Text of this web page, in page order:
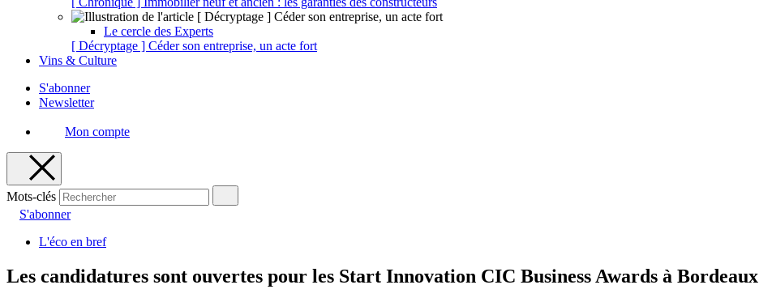
Le cercle des Experts
[ Décryptage ] Céder son entreprise, un acte fort
Vins & Culture
S'abonner
Newsletter
Mon compte
Mots-clés
S'abonner
L'éco en bref
Les candidatures sont ouvertes pour les Start Innovation CIC Business Awards à Bordeaux